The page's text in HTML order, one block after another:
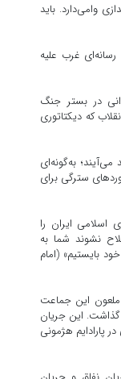
وامی‌دارد. باید
غرب علیه
در بستر جنگ
که دیکتاتوری
به‌گونه‌ای
سترگی برای
اسلامی ایران را
نشوند شما به
بایستیم» (امام
ملعون این جماعت
گذاشت. این جریان
هژمونی